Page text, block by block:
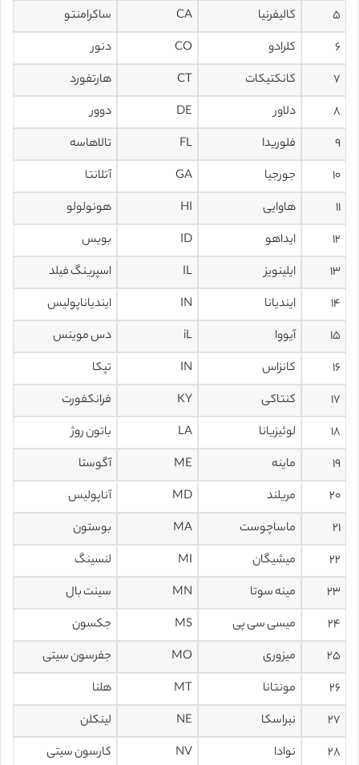
۵
کالیفرنیا CA
ساکرامنتو
۶
کلرادو CO
دنور
۷
کانکتیکات CT
هارتفورد
۸
دلاور DE
دوور
۹
فلوریدا FL
تالاهاسه
۱۰
جورجیا GA
آتلانتا
۱۱
هاوایی HI
هونولولو
۱۲
ایداهو ID
بویس
۱۳
ایلینویز IL
اسپرینگ فیلد
۱۴
ایندیانا IN
ایندیاناپولیس
۱۵
آیووا iL
دس موینس
۱۶
کانزاس IN
تپکا
۱۷
کنتاکی KY
فرانکفورت
۱۸
لوئیزیانا LA
باتون روژ
۱۹
ماینه ME
آگوستا
۲۰
مریلند MD
آناپولیس
۲۱
ماساچوست MA
بوستون
۲۲
میشیگان MI
لنسینگ
۲۳
مینه سوتا MN
سینت بال
۲۴
میسی سی پی MS
جکسون
۲۵
میزوری MO
جفرسون سیتی
۲۶
مونتانا MT
هلنا
۲۷
نبراسکا NE
لینکلن
۲۸
نوادا NV کارسون سیتی